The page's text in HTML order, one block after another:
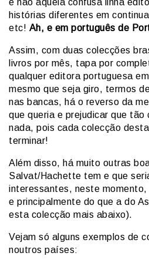
e não aquela confusa linha
histórias diferentes em
etc! Ah, e em português de
Assim, com duas colecções
livros por mês, tapa por
qualquer editora portuguesa
mesmo que seja giro, termos
nas bancas, há o reverso da
que queria e prejudicar que tão
nada, pois cada colecção
terminar!
Além disso, há muito outras
Salvat/Hachette tem e que
interessantes, neste momento,
e principalmente do que a do
esta colecção mais abaixo).
Vejam só alguns exemplos de
noutros países: